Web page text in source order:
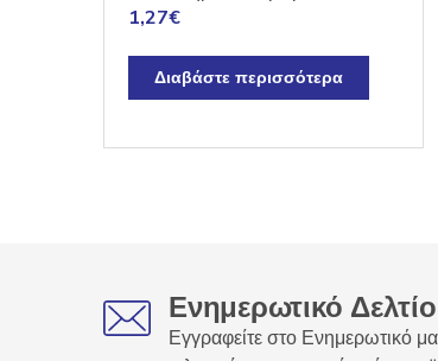
1,27€
Διαβάστε περισσότερα
Ενημερωτικό Δελτίο
Εγγραφείτε στο Ενημερωτικό